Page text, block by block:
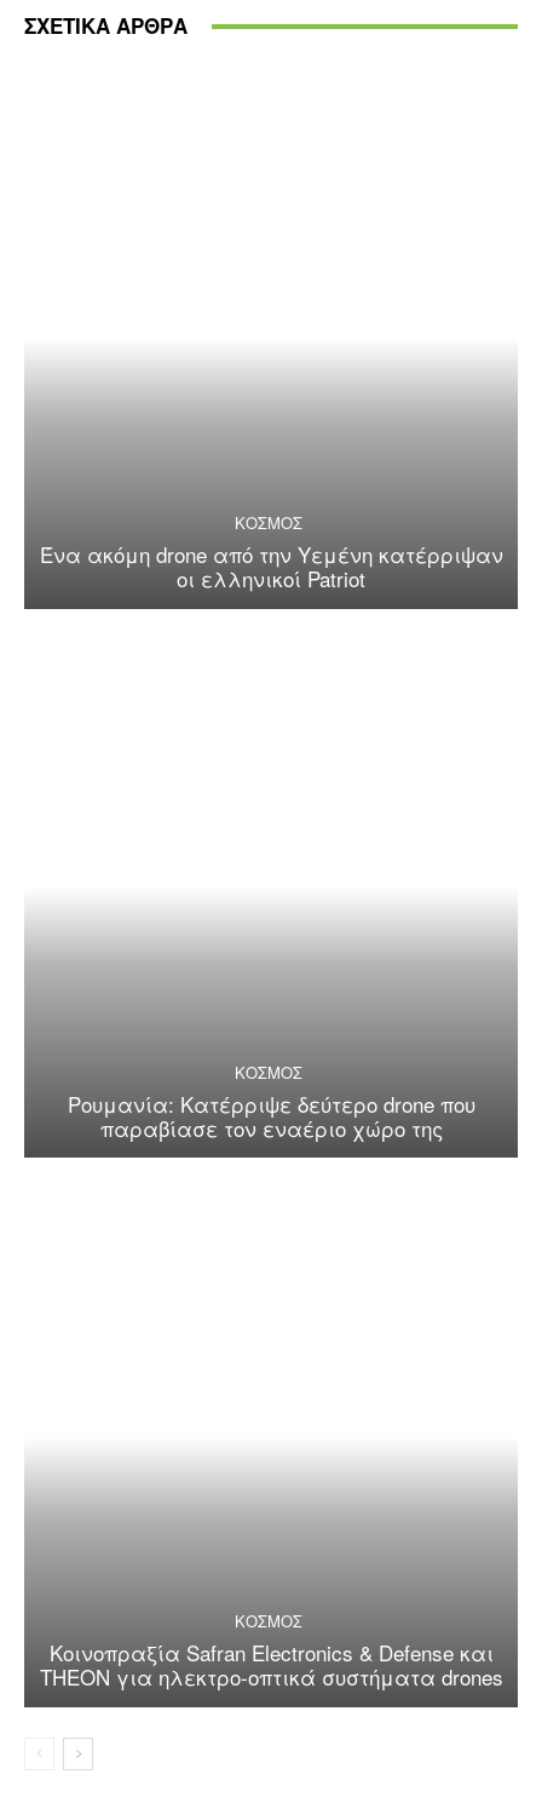
ΣΧΕΤΙΚΑ ΑΡΘΡΑ
ΚΟΣΜΟΣ
Ένα ακόμη drone από την Υεμένη κατέρριψαν
οι ελληνικοί Patriot
ΚΟΣΜΟΣ
Ρουμανία: Κατέρριψε δεύτερο drone που
παραβίασε τον εναέριο χώρο της
ΚΟΣΜΟΣ
Κοινοπραξία Safran Electronics & Defense και
THEON για ηλεκτρο-οπτικά συστήματα drones